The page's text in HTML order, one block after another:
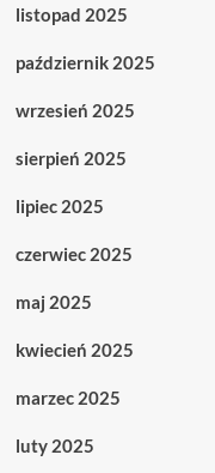
listopad 2025
październik 2025
wrzesień 2025
sierpień 2025
lipiec 2025
czerwiec 2025
maj 2025
kwiecień 2025
marzec 2025
luty 2025